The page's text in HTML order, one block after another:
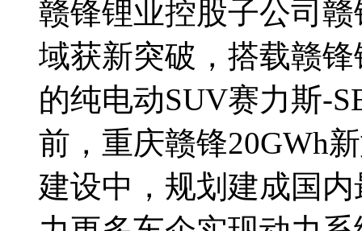
赣锋锂业控股子公司
域获新突破，搭载赣
的纯电动SUV赛力斯-
前，重庆赣锋20GWh
建设中，规划建成国